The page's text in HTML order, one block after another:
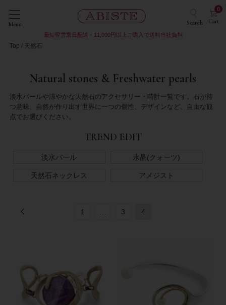
Menu Search Cart
0
最短翌営業日配送・11,000円以上ご購入で送料当社負担
Top 天然石
Natural stones & Freshwater pearls
淡水パールや涼やかな天然石のアクセサリー・時計一覧です。石が持
つ意味、自然が作り出す世界に一つの個性、デザインなど、自由な観
点でお選びください。
TREND EDIT
淡水パール 水晶(クォーツ)
天然石ネックレス アメジスト
1 3 4